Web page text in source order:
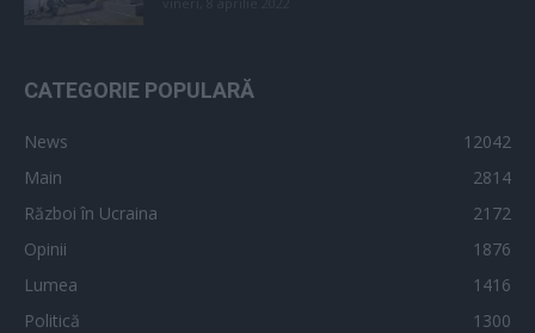
CATEGORIE POPULARĂ
News
12042
Main
2814
Război în Ucraina
2172
Opinii
1876
Lumea
1416
Politică
1300